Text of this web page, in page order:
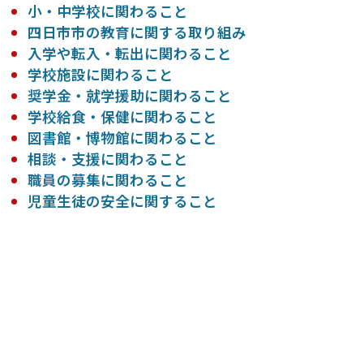
小・中学校に関わること
四日市市の教育に関する取り組み
入学や転入・転出に関わること
学校施設に関わること
奨学金・就学援助に関わること
学校給食・保健に関わること
図書館・博物館に関わること
相談・支援に関わること
職員の募集に関わること
児童生徒の安全に関すること